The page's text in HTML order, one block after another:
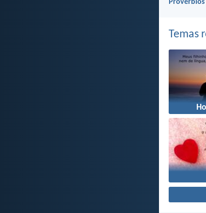
Provérbios
Temas